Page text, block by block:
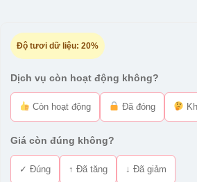
Độ tươi dữ liệu: 20%
Dịch vụ còn hoạt động không?
Còn hoạt động Đã đóng
Giá còn đúng không?
✓ Đúng ↑ Đã tăng ↓ Đã giảm